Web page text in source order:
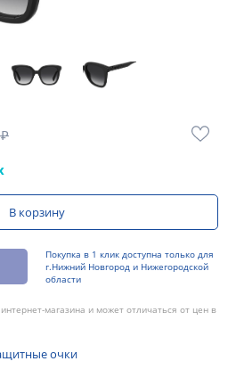
В корзину
Покупка в 1 клик доступна только для
г.Нижний Новгород и Нижегородской
области
магазина и может отличаться от цен в
очки